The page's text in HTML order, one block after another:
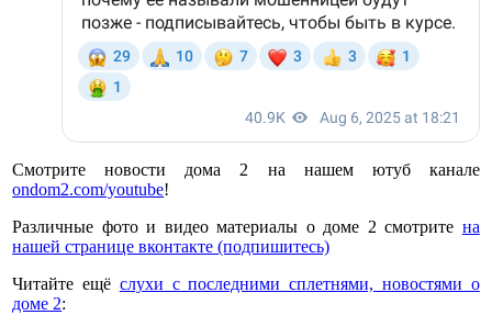
Смотрите новости дома 2 на нашем ютуб канале
ondom2.com/youtube!
Различные фото и видео материалы о доме 2 смотрите на
нашей странице вконтакте (подпишитесь)
Читайте ещё слухи с последними сплетнями, новостями о
доме 2: